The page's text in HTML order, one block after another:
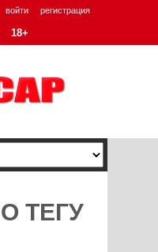
войти регистрация
18+
ТЕГУ